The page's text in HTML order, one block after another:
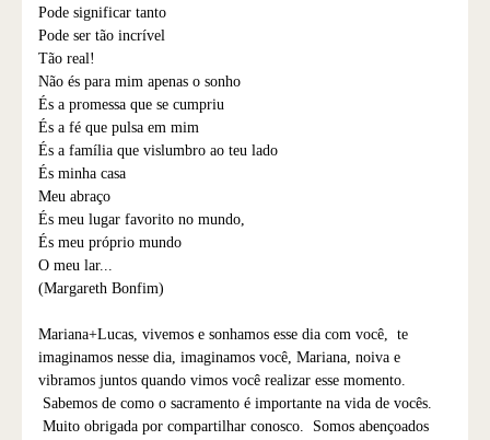
Pode significar tanto
Pode ser tão incrível
Tão real!
Não és para mim apenas o sonho
És a promessa que se cumpriu
És a fé que pulsa em mim
És a família que vislumbro ao teu lado
És minha casa
Meu abraço
És meu lugar favorito no mundo,
És meu próprio mundo
O meu lar...
(Margareth Bonfim)
Mariana+Lucas, vivemos e sonhamos esse dia com você, te
imaginamos nesse dia, imaginamos você, Mariana, noiva e
vibramos juntos quando vimos você realizar esse momento.
Sabemos de como o sacramento é importante na vida de vocês.
Muito obrigada por compartilhar conosco. Somos abençoados